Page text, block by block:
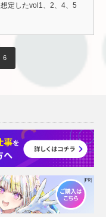
定したvol1、2、4、5
6